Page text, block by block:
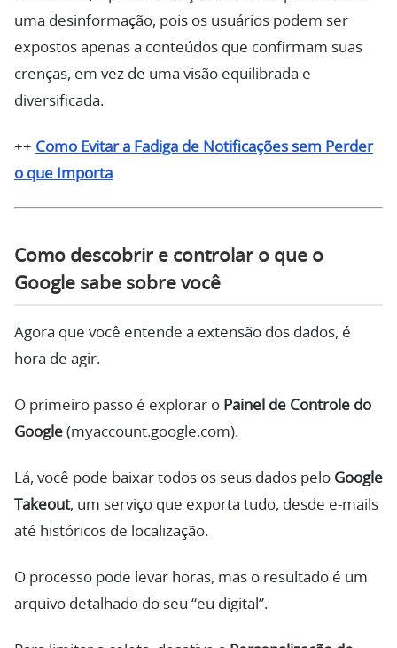
uma desinformação, pois os usuários podem ser
expostos apenas a conteúdos que confirmam suas
crenças, em vez de uma visão equilibrada e
diversificada.
++ Como Evitar a Fadiga de Notificações sem Perder
o que Importa
Como descobrir e controlar o que o
Google sabe sobre você
Agora que você entende a extensão dos dados, é
hora de agir.
O primeiro passo é explorar o Painel de Controle do
Google (myaccount.google.com).
Lá, você pode baixar todos os seus dados pelo Google
Takeout, um serviço que exporta tudo, desde e-mails
até históricos de localização.
O processo pode levar horas, mas o resultado é um
arquivo detalhado do seu “eu digital”.